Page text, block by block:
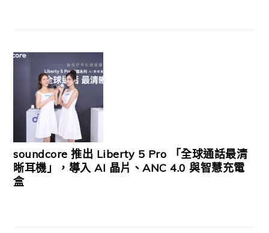
soundcore 推出 Liberty 5 Pro 「全球通話最清
晰耳機」，導入 AI 晶片、ANC 4.0 與智慧充電
盒